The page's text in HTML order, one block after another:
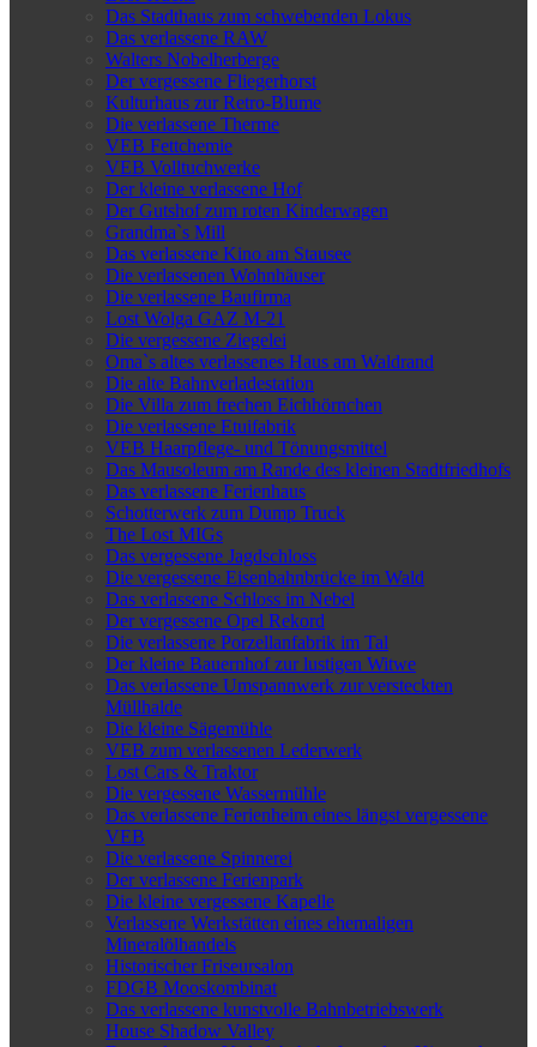
Das Stadthaus zum schwebenden Lokus
Das verlassene RAW
Walters Nobelherberge
Der vergessene Fliegerhorst
Kulturhaus zur Retro-Blume
Die verlassene Therme
VEB Fettchemie
VEB Volltuchwerke
Der kleine verlassene Hof
Der Gutshof zum roten Kinderwagen
Grandma`s Mill
Das verlassene Kino am Stausee
Die verlassenen Wohnhäuser
Die verlassene Baufirma
Lost Wolga GAZ M-21
Die vergessene Ziegelei
Oma`s altes verlassenes Haus am Waldrand
Die alte Bahnverladestation
Die Villa zum frechen Eichhörnchen
Die verlassene Etuifabrik
VEB Haarpflege- und Tönungsmittel
Das Mausoleum am Rande des kleinen Stadtfriedhofs
Das verlassene Ferienhaus
Schotterwerk zum Dump Truck
The Lost MIGs
Das vergessene Jagdschloss
Die vergessene Eisenbahnbrücke im Wald
Das verlassene Schloss im Nebel
Der vergessene Opel Rekord
Die verlassene Porzellanfabrik im Tal
Der kleine Bauernhof zur lustigen Witwe
Das verlassene Umspannwerk zur versteckten
Müllhalde
Die kleine Sägemühle
VEB zum verlassenen Lederwerk
Lost Cars & Traktor
Die vergessene Wassermühle
Das verlassene Ferienheim eines längst vergessene
VEB
Die verlassene Spinnerei
Der verlassene Ferienpark
Die kleine vergessene Kapelle
Verlassene Werkstätten eines ehemaligen
Mineralölhandels
Historischer Friseursalon
FDGB Mooskombinat
Das verlassene kunstvolle Bahnbetriebswerk
House Shadow Valley